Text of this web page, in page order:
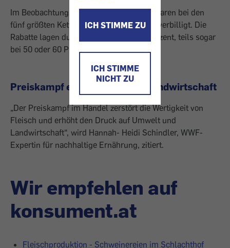
ICH STIMME ZU
ICH STIMME
NICHT ZU
Im Beobachtungszeitraum April bis Mai waren bei den
fünf größten Ketten 254 Fleischprodukte verbilligt. Die
Rabatte lagen durchschnittlich bei 22 Prozent, teils sogar
bei 50 oder 60 Prozent.
Preiskampf erhöht Druck auf Landwirtschaft
„Der Preiskampf im Handel zerstört die Wertigkeit von
Fleisch und erhöht den Druck auf Umwelt und
Landwirtschaft“, wird Hannah- Heidi Schindler, WWF-
Expertin für nachhaltige Ernährung, zitiert.
Wir empfehlen auf
konsument.at
Fleischproduktion - Schweinereien im Schlachthof